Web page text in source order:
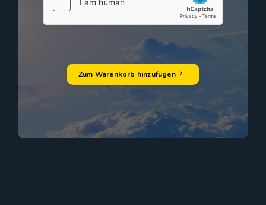
Zum Warenkorb hinzufügen